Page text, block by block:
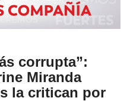
corrupta”:
Miranda
la critican por